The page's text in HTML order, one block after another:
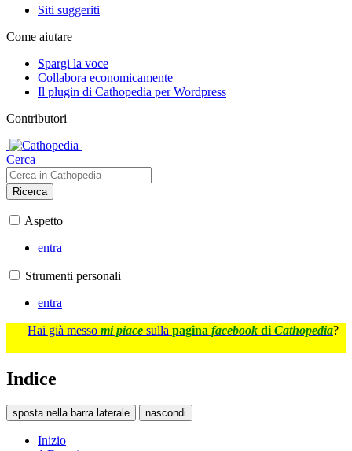
Siti suggeriti
Come aiutare
Spargi la voce
Collabora economicamente
Il plugin di Cathopedia per Wordpress
Contributori
Cerca
Ricerca
Aspetto
entra
Strumenti personali
entra
Hai già messo mi piace sulla pagina facebook di Cathopedia?
Indice
sposta nella barra laterale nascondi
Inizio